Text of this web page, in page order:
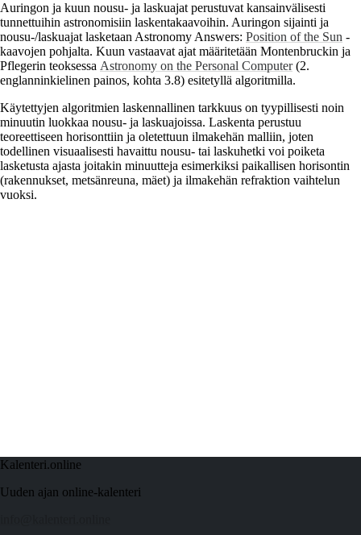
Auringon ja kuun nousu- ja laskuajat perustuvat kansainvälisesti
tunnettuihin astronomisiin laskentakaavoihin. Auringon sijainti ja
nousu-/laskuajat lasketaan Astronomy Answers: Position of the Sun -
kaavojen pohjalta. Kuun vastaavat ajat määritetään Montenbruckin ja
Pflegerin teoksessa Astronomy on the Personal Computer(2.
englanninkielinen painos, kohta 3.8) esitetyllä algoritmilla.
Käytettyjen algoritmien laskennallinen tarkkuus on tyypillisesti noin
minuutin luokkaa nousu- ja laskuajoissa. Laskenta perustuu
teoreettiseen horisonttiin ja oletettuun ilmakehän malliin, joten
todellinen visuaalisesti havaittu nousu- tai laskuhetki voi poiketa
lasketusta ajasta joitakin minuutteja esimerkiksi paikallisen horisontin
(rakennukset, metsänreuna, mäet) ja ilmakehän refraktion vaihtelun
vuoksi.
Kalenteri.online
Uuden ajan online-kalenteri